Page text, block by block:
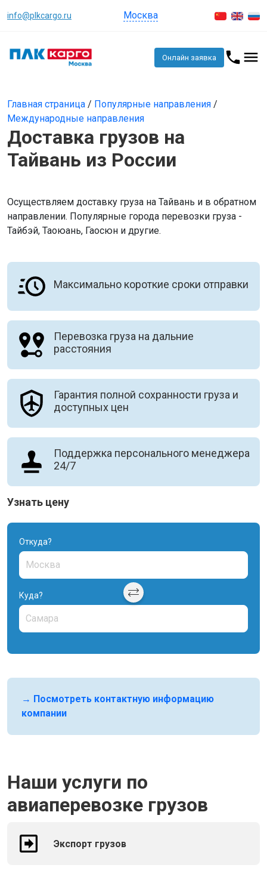
info@plkcargo.ru Москва
Онлайн заявка
Главная страница / Популярные направления /
Международные направления
Доставка грузов на
Тайвань из России
Осуществляем доставку груза на Тайвань и в обратном
направлении. Популярные города перевозки груза -
Тайбэй, Таоюань, Гаосюн и другие.
Максимально короткие сроки отправки
Перевозка груза на дальние
расстояния
Гарантия полной сохранности груза и
доступных цен
Поддержка персонального менеджера
24/7
Узнать цену
Откуда?
Куда?
→ Посмотреть контактную информацию
компании
Наши услуги по
авиаперевозке грузов
Экспорт грузов